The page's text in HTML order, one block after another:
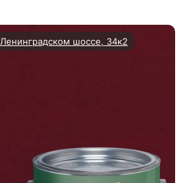
Ленинградском шоссе, 34к2